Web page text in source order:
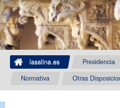
lasalina.es Presidencia
Normativa
Otras